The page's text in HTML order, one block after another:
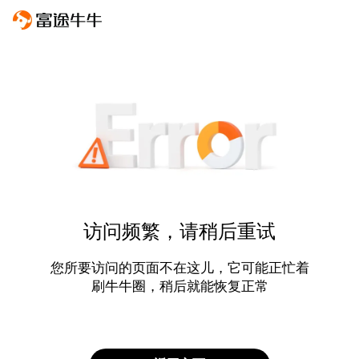
访问频繁，请稍后重试
您所要访问的页面不在这儿，它可能正忙着
刷牛牛圈，稍后就能恢复正常